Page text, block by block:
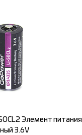
Элемент питания
3.6V